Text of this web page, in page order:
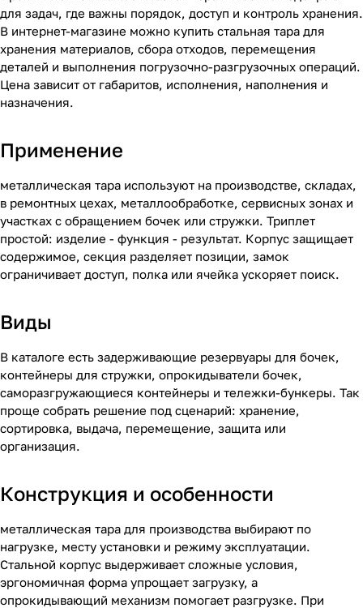
для задач, где важны порядок, доступ и контроль хранения.
В интернет-магазине можно купить стальная тара для
хранения материалов, сбора отходов, перемещения
деталей и выполнения погрузочно-разгрузочных операций.
Цена зависит от габаритов, исполнения, наполнения и
назначения.
Применение
металлическая тара используют на производстве, складах,
в ремонтных цехах, металлообработке, сервисных зонах и
участках с обращением бочек или стружки. Триплет
простой: изделие - функция - результат. Корпус защищает
содержимое, секция разделяет позиции, замок
ограничивает доступ, полка или ячейка ускоряет поиск.
Виды
В каталоге есть задерживающие резервуары для бочек,
контейнеры для стружки, опрокидыватели бочек,
саморазгружающиеся контейнеры и тележки-бункеры. Так
проще собрать решение под сценарий: хранение,
сортировка, выдача, перемещение, защита или
организация.
Конструкция и особенности
металлическая тара для производства выбирают по
нагрузке, месту установки и режиму эксплуатации.
Стальной корпус выдерживает сложные условия,
эргономичная форма упрощает загрузку, а
опрокидывающий механизм помогает разгрузке. При